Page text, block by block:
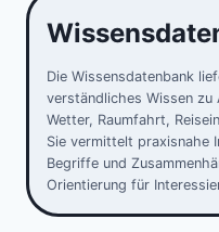
Die Wissensdatenbank
verständliches Wissen
Wetter, Raumfahrt,
Sie vermittelt praxisnahe
Begriffe und
Orientierung für